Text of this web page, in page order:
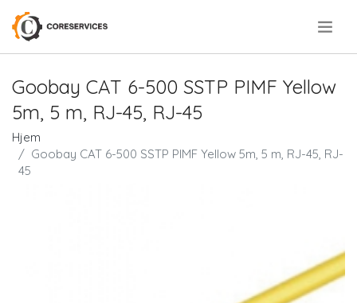
Goobay CAT 6-500 SSTP PIMF Yellow
5m, 5 m, RJ-45, RJ-45
Hjem
Goobay CAT 6-500 SSTP PIMF Yellow 5m, 5 m, RJ-45, RJ-
45